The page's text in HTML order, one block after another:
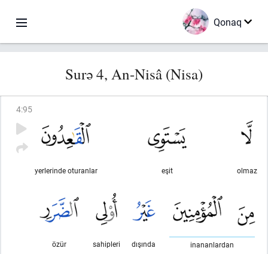
Qonaq
Surə 4, An-Nisâ (Nisa)
4:95
olmaz
eşit
yerlerinde oturanlar
inananlardan
dışında
sahipleri
özür